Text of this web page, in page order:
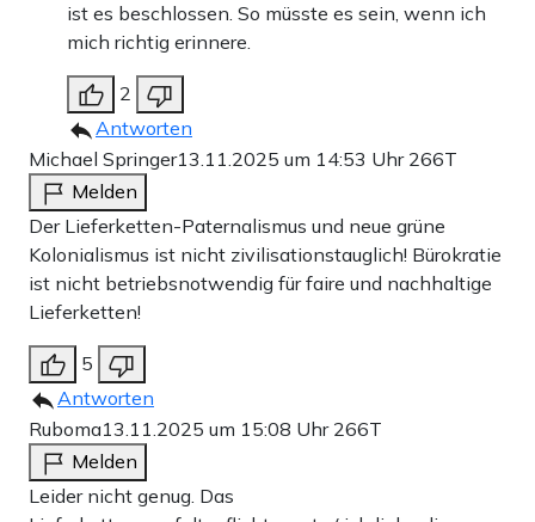
ist es beschlossen. So müsste es sein, wenn ich
mich richtig erinnere.
2
Antworten
Michael Springer13.11.2025 um 14:53 Uhr 266T
Melden
Der Lieferketten-Paternalismus und neue grüne
Kolonialismus ist nicht zivilisationstauglich! Bürokratie
ist nicht betriebsnotwendig für faire und nachhaltige
Lieferketten!
5
Antworten
Ruboma13.11.2025 um 15:08 Uhr 266T
Melden
Leider nicht genug. Das